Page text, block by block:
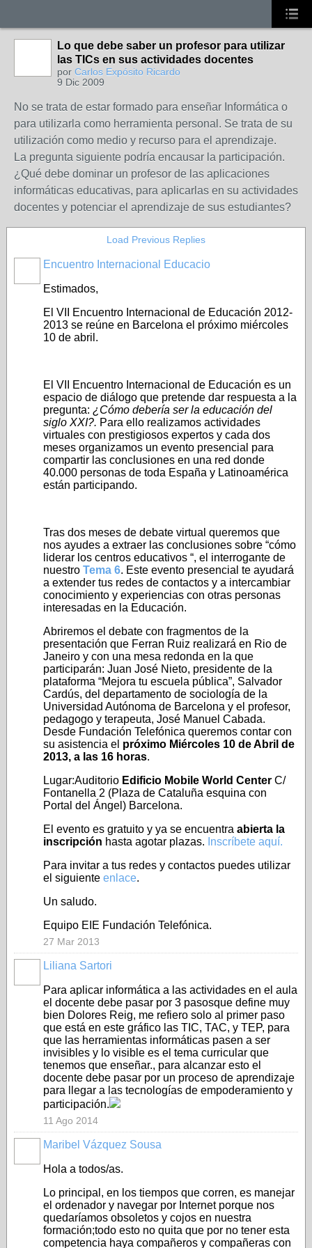
Lo que debe saber un profesor para utilizar
las TICs en sus actividades docentes
por Carlos Expósito Ricardo
9 Dic 2009
No se trata de estar formado para enseñar Informática o
para utilizarla como herramienta personal. Se trata de su
utilización como medio y recurso para el aprendizaje.
La pregunta siguiente podría encausar la participación.
¿Qué debe dominar un profesor de las aplicaciones
informáticas educativas, para aplicarlas en su actividades
docentes y potenciar el aprendizaje de sus estudiantes?
Load Previous Replies
Encuentro Internacional Educacio
Estimados,
El VII Encuentro Internacional de Educación 2012-
2013 se reúne en Barcelona el próximo miércoles
10 de abril.
El VII Encuentro Internacional de Educación es un
espacio de diálogo que pretende dar respuesta a la
pregunta: ¿Cómo debería ser la educación del
siglo XXI?. Para ello realizamos actividades
virtuales con prestigiosos expertos y cada dos
meses organizamos un evento presencial para
compartir las conclusiones en una red donde
40.000 personas de toda España y Latinoamérica
están participando.
Tras dos meses de debate virtual queremos que
nos ayudes a extraer las conclusiones sobre “cómo
liderar los centros educativos “, el interrogante de
nuestro Tema 6. Este evento presencial te ayudará
a extender tus redes de contactos y a intercambiar
conocimiento y experiencias con otras personas
interesadas en la Educación.
Abriremos el debate con fragmentos de la
presentación que Ferran Ruiz realizará en Rio de
Janeiro y con una mesa redonda en la que
participarán: Juan José Nieto, presidente de la
plataforma “Mejora tu escuela pública”, Salvador
Cardús, del departamento de sociología de la
Universidad Autónoma de Barcelona y el profesor,
pedagogo y terapeuta, José Manuel Cabada.
Desde Fundación Telefónica queremos contar con
su asistencia el próximo Miércoles 10 de Abril de
2013, a las 16 horas.
Lugar:Auditorio Edificio Mobile World Center C/
Fontanella 2 (Plaza de Cataluña esquina con
Portal del Ángel) Barcelona.
El evento es gratuito y ya se encuentra abierta la
inscripción hasta agotar plazas. Inscríbete aquí.
Para invitar a tus redes y contactos puedes utilizar
el siguiente enlace.
Un saludo.
Equipo EIE Fundación Telefónica.
27 Mar 2013
Liliana Sartori
Para aplicar informática a las actividades en el aula
el docente debe pasar por 3 pasosque define muy
bien Dolores Reig, me refiero solo al primer paso
que está en este gráfico las TIC, TAC, y TEP, para
que las herramientas informáticas pasen a ser
invisibles y lo visible es el tema curricular que
tenemos que enseñar., para alcanzar esto el
docente debe pasar por un proceso de aprendizaje
para llegar a las tecnologías de empoderamiento y
participación.
11 Ago 2014
Maribel Vázquez Sousa
Hola a todos/as.
Lo principal, en los tiempos que corren, es manejar
el ordenador y navegar por Internet porque nos
quedaríamos obsoletos y cojos en nuestra
formación;todo esto no quita que por no tener esta
competencia haya compañeros y compañeras con